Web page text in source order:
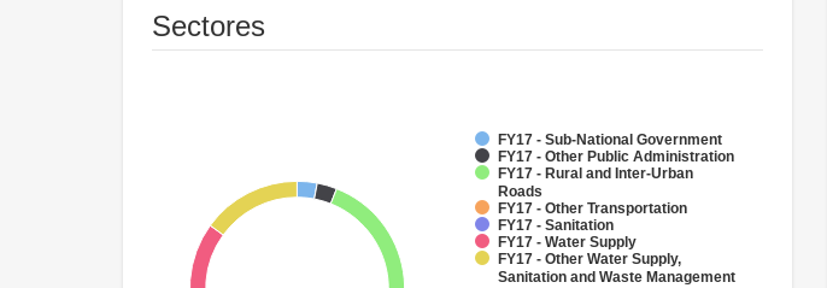
Sectores
FY17 - Sub-National Government
FY17 - Other Public Administration
FY17 - Rural and Inter-Urban
Roads
FY17 - Other Transportation
FY17 - Sanitation
FY17 - Water Supply
FY17 - Other Water Supply,
Sanitation and Waste Management